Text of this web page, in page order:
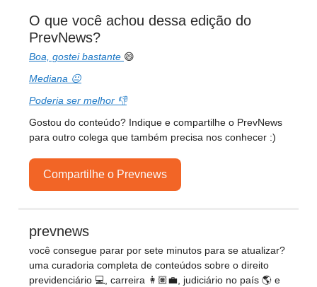
O que você achou dessa edição do
PrevNews?
Boa, gostei bastante 😄
Mediana 😐
Poderia ser melhor 👎
Gostou do conteúdo? Indique e compartilhe o PrevNews
para outro colega que também precisa nos conhecer :)
Compartilhe o Prevnews
prevnews
você consegue parar por sete minutos para se atualizar?
uma curadoria completa de conteúdos sobre o direito
previdenciário 💻, carreira 👩🏽‍💼, judiciário no país 🌎 e